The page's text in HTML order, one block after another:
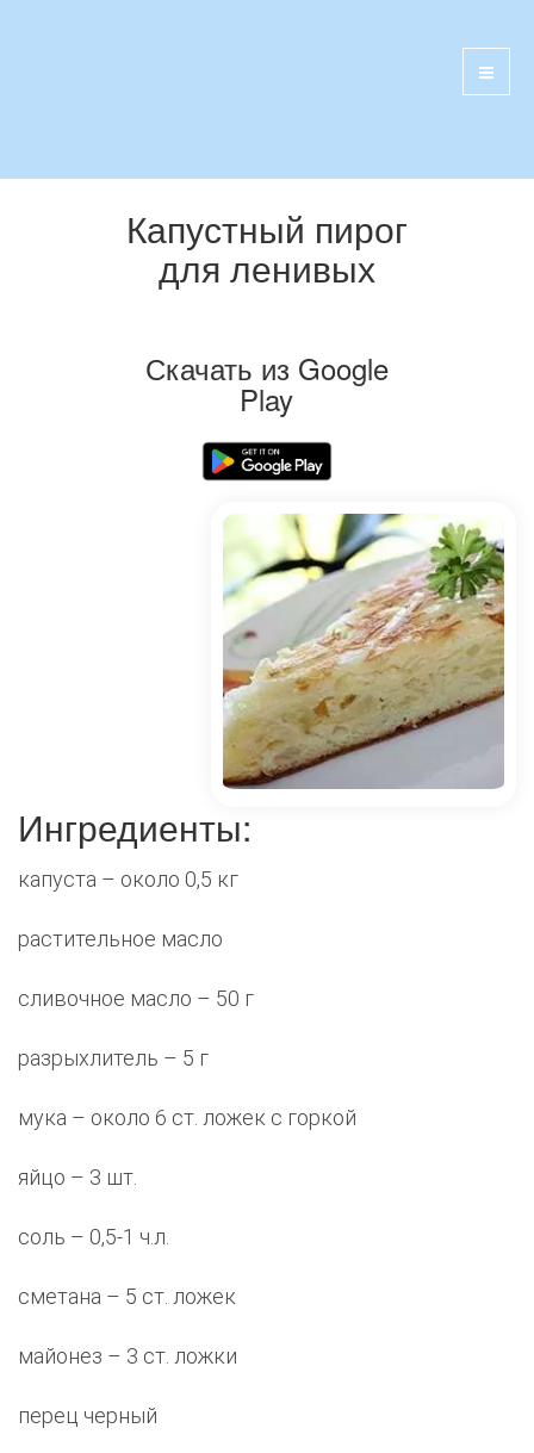
Капустный пирог
для ленивых
Скачать из Google
Play
Ингредиенты:
капуста – около 0,5 кг
растительное масло
сливочное масло – 50 г
разрыхлитель – 5 г
мука – около 6 ст. ложек с горкой
яйцо – 3 шт.
соль – 0,5-1 ч.л.
сметана – 5 ст. ложек
майонез – 3 ст. ложки
перец черный